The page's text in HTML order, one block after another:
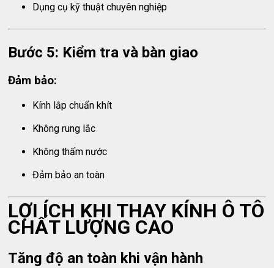
Dụng cụ kỹ thuật chuyên nghiệp
Bước 5: Kiểm tra và bàn giao
Đảm bảo:
Kính lắp chuẩn khít
Không rung lắc
Không thấm nước
Đảm bảo an toàn
LỢI ÍCH KHI THAY KÍNH Ô TÔ
CHẤT LƯỢNG CAO
Tăng độ an toàn khi vận hành